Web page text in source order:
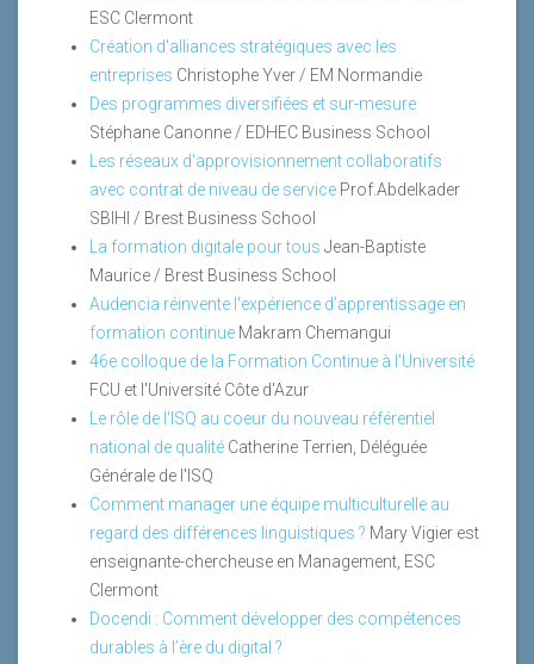
ESC Clermont
Création d'alliances stratégiques avec les
entreprises Christophe Yver / EM Normandie
Des programmes diversifiées et sur-mesure
Stéphane Canonne / EDHEC Business School
Les réseaux d'approvisionnement collaboratifs
avec contrat de niveau de service Prof.Abdelkader
SBIHI / Brest Business School
La formation digitale pour tous Jean-Baptiste
Maurice / Brest Business School
Audencia réinvente l'expérience d'apprentissage en
formation continue Makram Chemangui
46e colloque de la Formation Continue à l'Université
FCU et l'Université Côte d'Azur
Le rôle de l'ISQ au coeur du nouveau référentiel
national de qualité Catherine Terrien, Déléguée
Générale de l'ISQ
Comment manager une équipe multiculturelle au
regard des différences linguistiques ? Mary Vigier est
enseignante-chercheuse en Management, ESC
Clermont
Docendi : Comment développer des compétences
durables à l’ère du digital ?